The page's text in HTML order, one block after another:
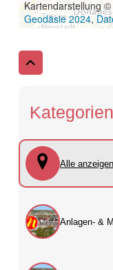
Alle anzeigen
Anlagen- &